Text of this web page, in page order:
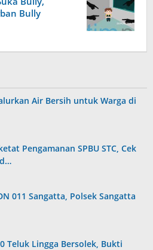
Bully
Air Bersih untuk Warga di
Pengamanan SPBU STC, Cek
011 Sangatta, Polsek Sangatta
Teluk Lingga Bersolek, Bukti